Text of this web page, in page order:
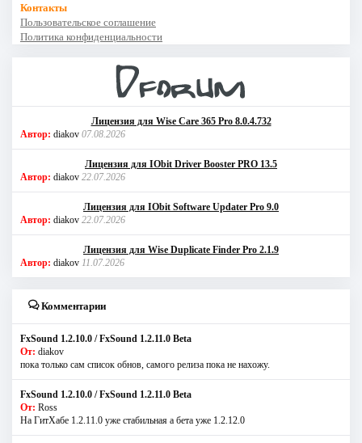
Контакты
Пользовательское соглашение
Политика конфиденциальности
Лицензия для Wise Care 365 Pro 8.0.4.732
Автор: diakov 07.08.2026
Лицензия для IObit Driver Booster PRO 13.5
Автор: diakov 22.07.2026
Лицензия для IObit Software Updater Pro 9.0
Автор: diakov 22.07.2026
Лицензия для Wise Duplicate Finder Pro 2.1.9
Автор: diakov 11.07.2026
Комментарии
FxSound 1.2.10.0 / FxSound 1.2.11.0 Beta
От: diakov
пока только сам список обнов, самого релиза пока не нахожу.
FxSound 1.2.10.0 / FxSound 1.2.11.0 Beta
От: Ross
На ГитХабе 1.2.11.0 уже стабильная а бета уже 1.2.12.0